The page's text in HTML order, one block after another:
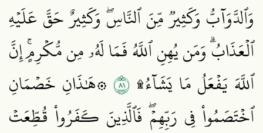
وَٱلدَّوَآبُّ وَكَثِيرٞ مِّنَ ٱلنَّاسِۖ وَكَثِيرٌ حَقَّ عَلَيۡهِ
ٱلۡعَذَابُۗ وَمَن يُهِنِ ٱللَّهُ فَمَا لَهُۥ مِن مُّكۡرِمٍۚ إِنَّ
ٱللَّهَ يَفۡعَلُ مَا يَشَآءُ۩ ١٨ ۞هَٰذَانِ خَصۡمَانِ
ٱخۡتَصَمُواْ فِي رَبِّهِمۡۖ فَٱلَّذِينَ كَفَرُواْ قُطِّعَتۡ